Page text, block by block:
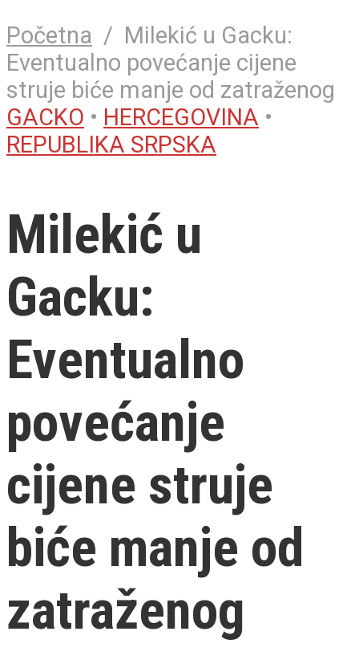
Početna / Milekić u Gacku:
Eventualno povećanje cijene
struje biće manje od zatraženog
GACKO • HERCEGOVINA •
REPUBLIKA SRPSKA
Milekić u
Gacku:
Eventualno
povećanje
cijene struje
biće manje od
zatraženog